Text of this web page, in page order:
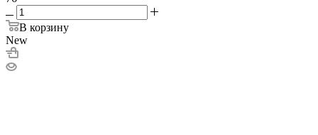
В корзину
New